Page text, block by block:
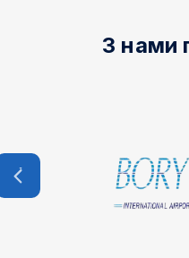
З нами